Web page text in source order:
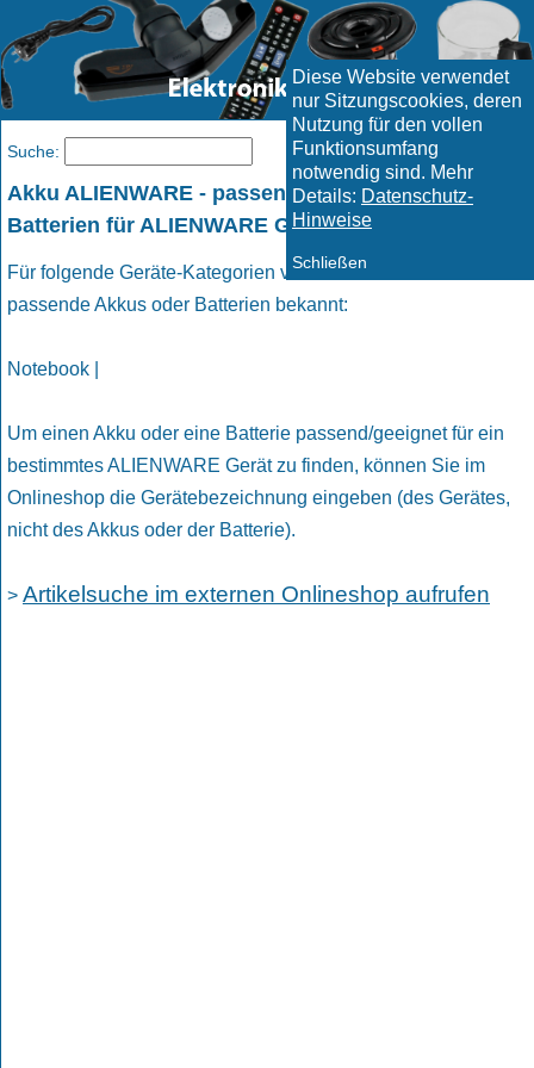
Diese Website verwendet
nur Sitzungscookies, deren
Nutzung für den vollen
Funktionsumfang
notwendig sind. Mehr
Details: Datenschutz-
Hinweise
Schließen
Akku ALIENWARE - passende Akkus und
Batterien für ALIENWARE Geräte
Für folgende Geräte-Kategorien von ALIENWARE sind uns
passende Akkus oder Batterien bekannt:
Notebook |
Um einen Akku oder eine Batterie passend/geeignet für ein
bestimmtes ALIENWARE Gerät zu finden, können Sie im
Onlineshop die Gerätebezeichnung eingeben (des Gerätes,
nicht des Akkus oder der Batterie).
> Artikelsuche im externen Onlineshop aufrufen
Suche: